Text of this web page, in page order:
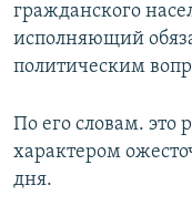
гражданского
исполняющий
политическим
По его словам. это
характером
дня.